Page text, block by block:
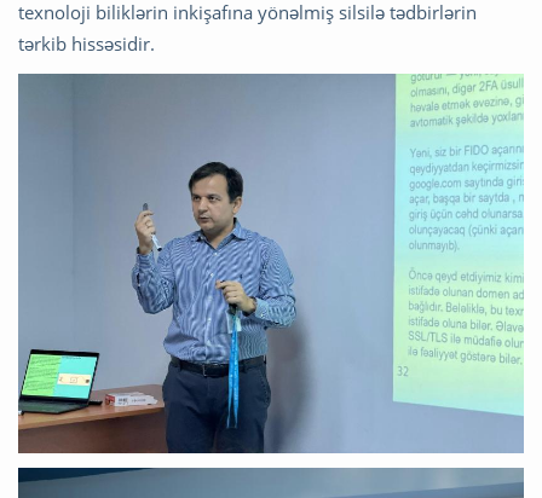
texnoloji biliklərin inkişafına yönəlmiş silsilə tədbirlərin
tərkib hissəsidir.